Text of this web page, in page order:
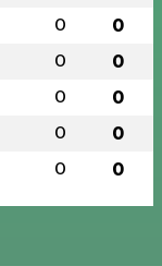
0 0
0 0
0 0
0 0
0 0